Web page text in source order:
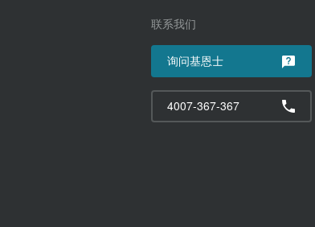
联系我们
询问基恩士
4007-367-367